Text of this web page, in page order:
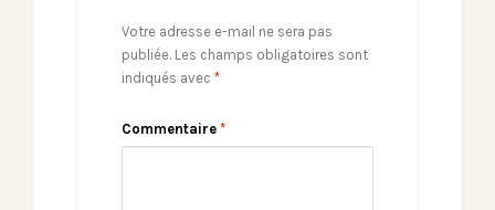
Votre adresse e-mail ne sera pas
publiée. Les champs obligatoires sont
indiqués avec *
Commentaire *